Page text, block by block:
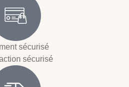
sécurisé
sécurisé